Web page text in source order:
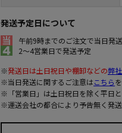
発送予定日について
午前9時までのご注文で当日発送
2～4営業日で発送予定
※発送日は土日祝日や棚卸などの弊
※当日発送に関するご注意はこちら
※「営業日」は土日祝日を除く平日
※運送会社の都合により予告無く発